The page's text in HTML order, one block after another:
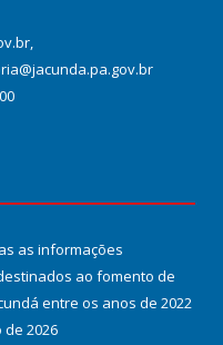
as informações
ao fomento de
entre os anos de 2022
de 2026